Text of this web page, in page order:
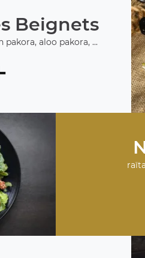
Beignets
aloo pakora, ...